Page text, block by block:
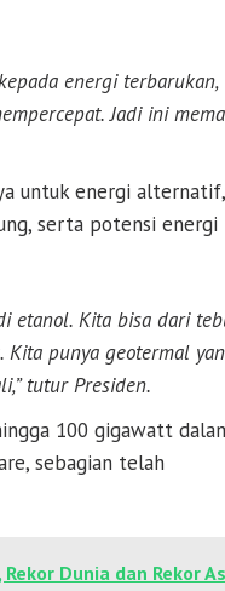
energi terbarukan,
Jadi ini
untuk energi alternatif,
serta potensi energi
etanol. Kita bisa dari
punya geotermal
tutur Presiden.
100 gigawatt
sebagian telah
Dunia dan Rekor